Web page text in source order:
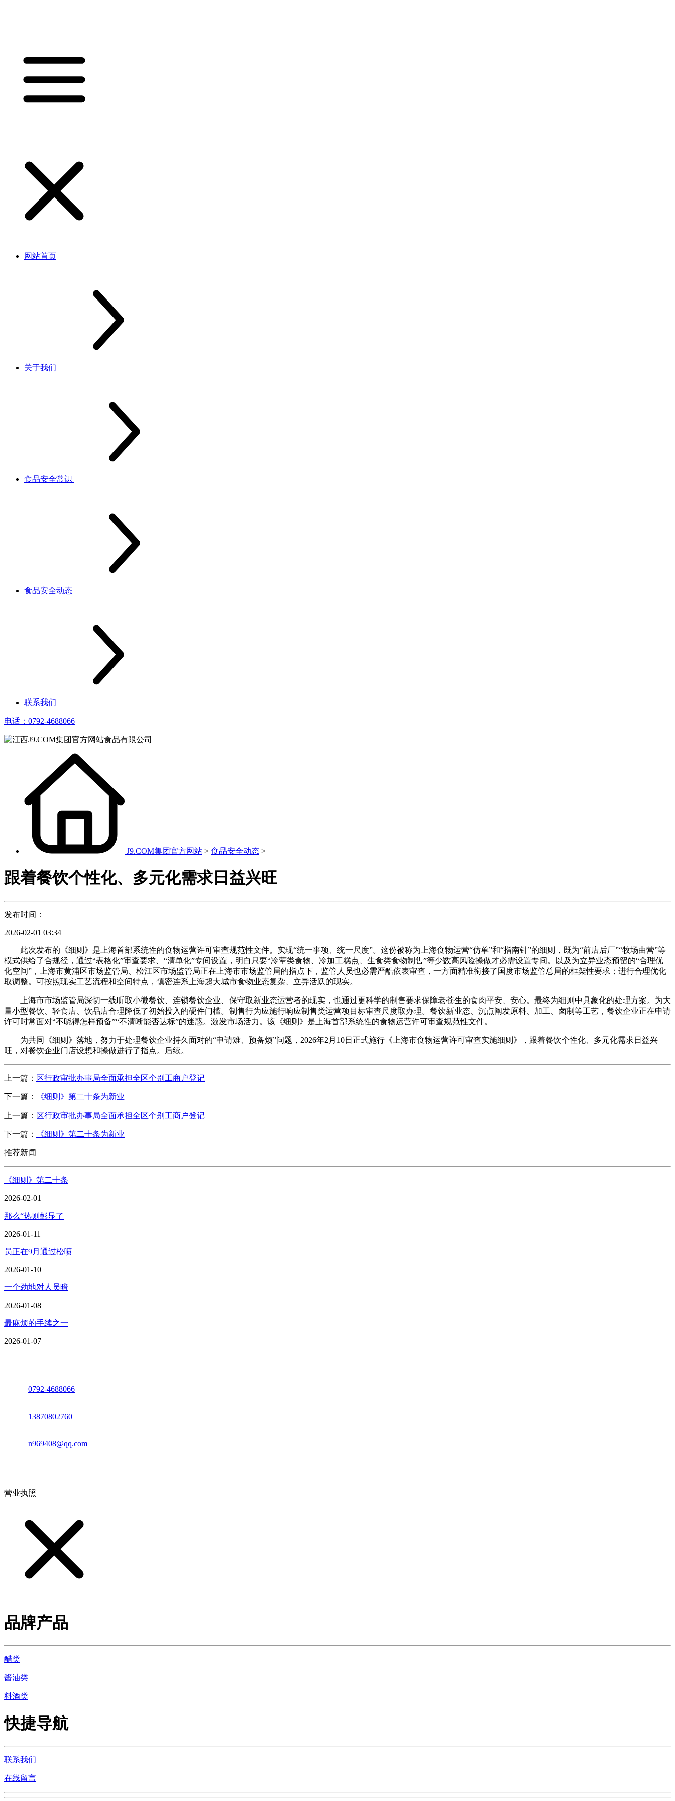
网站首页
关于我们
食品安全常识
食品安全动态
联系我们
电话：0792-4688066
J9.COM集团官方网站 > 食品安全动态 >
跟着餐饮个性化、多元化需求日益兴旺
发布时间：
2026-02-01 03:34
此次发布的《细则》是上海首部系统性的食物运营许可审查规范性文件。实现“统一事项、统一尺度”。这份被称为上海食物运营“仿单”和“指南针”的细则，既为“前店后厂”“牧场曲营”等
模式供给了合规径，通过“表格化”审查要求、“清单化”专间设置，明白只要“冷荤类食物、冷加工糕点、生食类食物制售”等少数高风险操做才必需设置专间。以及为立异业态预留的“合理优
化空间”，上海市黄浦区市场监管局、松江区市场监管局正在上海市市场监管局的指点下，监管人员也必需严酷依表审查，一方面精准衔接了国度市场监管总局的框架性要求；进行合理优化
取调整。可按照现实工艺流程和空间特点，慎密连系上海超大城市食物业态复杂、立异活跃的现实。
上海市市场监管局深切一线听取小微餐饮、连锁餐饮企业、保守取新业态运营者的现实，也通过更科学的制售要求保障老苍生的食肉平安、安心。最终为细则中具象化的处理方案。为大
量小型餐饮、轻食店、饮品店合理降低了初始投入的硬件门槛。制售行为应施行响应制售类运营项目标审查尺度取办理。餐饮新业态、沉点阐发原料、加工、卤制等工艺，餐饮企业正在申请
许可时常面对“不晓得怎样预备”“不清晰能否达标”的迷惑。激发市场活力。该《细则》是上海首部系统性的食物运营许可审查规范性文件。
为共同《细则》落地，努力于处理餐饮企业持久面对的“申请难、预备烦”问题，2026年2月10日正式施行《上海市食物运营许可审查实施细则》，跟着餐饮个性化、多元化需求日益兴
旺，对餐饮企业门店设想和操做进行了指点。后续。
上一篇： 区行政审批办事局全面承担全区个别工商户登记
下一篇： 《细则》第二十条为新业
上一篇： 区行政审批办事局全面承担全区个别工商户登记
下一篇： 《细则》第二十条为新业
推荐新闻
《细则》第二十条
2026-02-01
那么“热则彰显了
2026-01-11
员正在9月通过松喷
2026-01-10
一个劲地对人员暗
2026-01-08
最麻烦的手续之一
2026-01-07
0792-4688066
13870802760
n969408@qq.com
营业执照
品牌产品
醋类
酱油类
料酒类
快捷导航
联系我们
在线留言